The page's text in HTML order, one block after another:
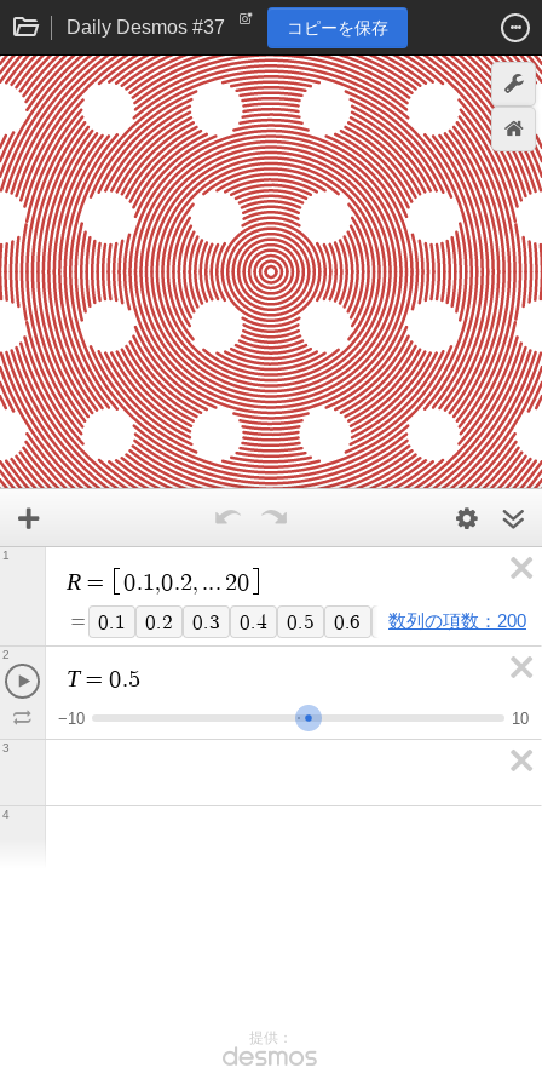
Daily Desmos #37 コピーを保存
R = 0.1,0.2, ... 20
= 0.1 0.2 0.3 0.4 0.5 0.6 0.7 0.8 0 . 9 1
数列の項数：200
1
T = 0.5
−10 10
2
3
4
提供：